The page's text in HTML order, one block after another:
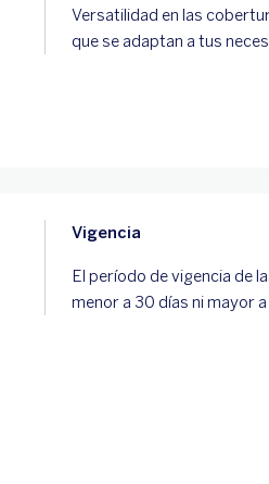
Versatilidad en las
que se adaptan a tus
Vigencia
El período de vigencia de
menor a 30 días ni mayor